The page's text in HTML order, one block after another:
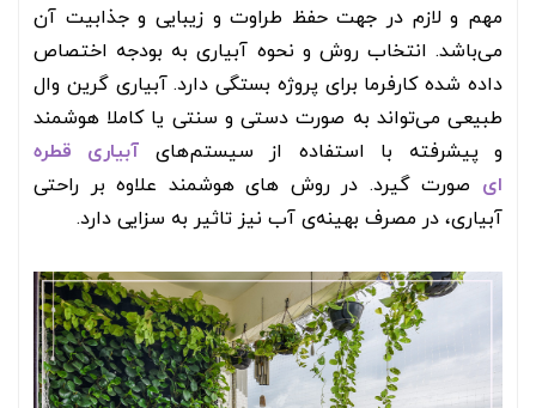
مهم و لازم در جهت حفظ طراوت و زیبایی و جذابیت آن
می‌باشد. انتخاب روش و نحوه آبیاری به بودجه اختصاص
داده شده کارفرما برای پروژه بستگی دارد. آبیاری گرین وال
طبیعی می‌تواند به صورت دستی و سنتی یا کاملا هوشمند
و پیشرفته با استفاده از سیستم‌های آبیاری قطره
ای صورت گیرد. در روش های هوشمند علاوه بر راحتی
آبیاری، در مصرف بهینه‌ی آب نیز تاثیر به سزایی دارد.